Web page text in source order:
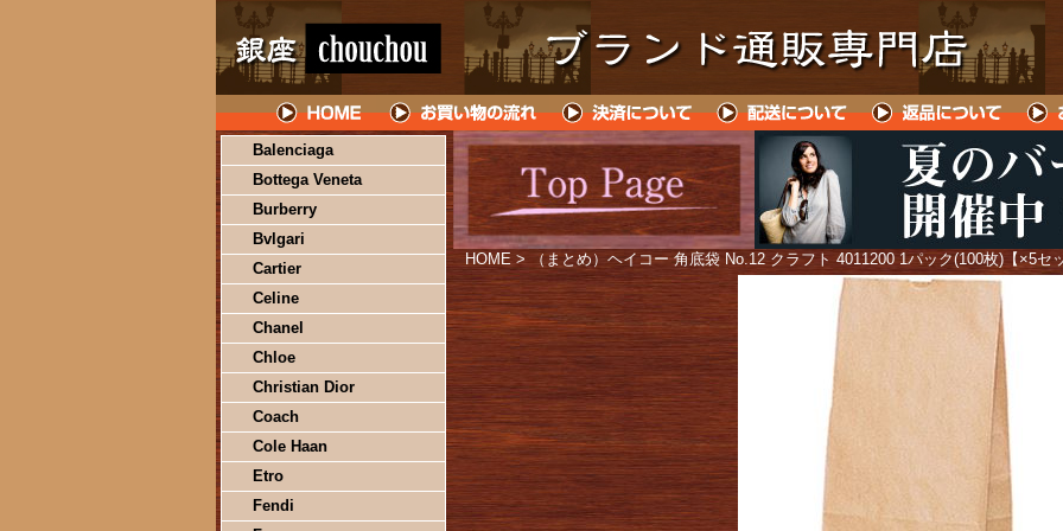
Balenciaga
Bottega Veneta
Burberry
Bvlgari
Cartier
Celine
Chanel
Chloe
Christian Dior
Coach
Cole Haan
Etro
Fendi
HOME > （まとめ）ヘイコー 角底袋 No.12 クラフト 4011200 1パック(100枚)【×5セ